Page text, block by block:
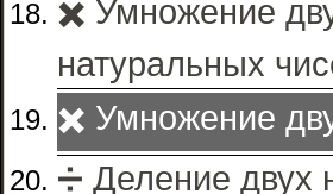
✖️ Умножение
натуральных
✖️ Умножение
➗ Деление двух